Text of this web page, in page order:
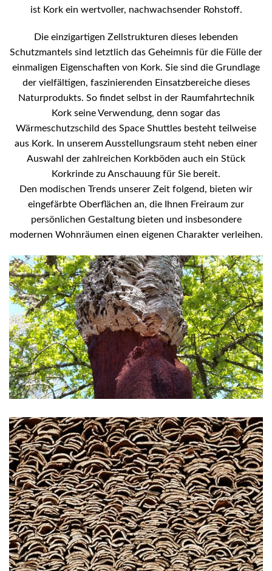
ist Kork ein wertvoller, nachwachsender Rohstoff.
Die einzigartigen Zellstrukturen dieses lebenden
Schutzmantels sind letztlich das Geheimnis für die Fülle der
einmaligen Eigenschaften von Kork. Sie sind die Grundlage
der vielfältigen, faszinierenden Einsatzbereiche dieses
Naturprodukts. So findet selbst in der Raumfahrtechnik
Kork seine Verwendung, denn sogar das
Wärmeschutzschild des Space Shuttles besteht teilweise
aus Kork. In unserem Ausstellungsraum steht neben einer
Auswahl der zahlreichen Korkböden auch ein Stück
Korkrinde zu Anschauung für Sie bereit.
Den modischen Trends unserer Zeit folgend, bieten wir
eingefärbte Oberflächen an, die Ihnen Freiraum zur
persönlichen Gestaltung bieten und insbesondere
modernen Wohnräumen einen eigenen Charakter verleihen.